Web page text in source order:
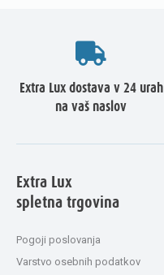
Extra Lux dostava v 24 urah
na vaš naslov
Extra Lux
spletna trgovina
Pogoji poslovanja
Varstvo osebnih podatkov